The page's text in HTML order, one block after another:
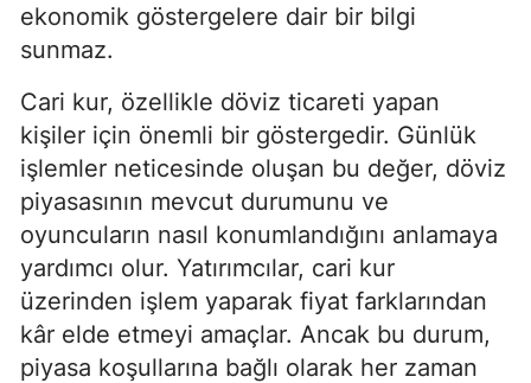
ekonomik göstergelere dair bir bilgi
sunmaz.
Cari kur, özellikle döviz ticareti yapan
kişiler için önemli bir göstergedir. Günlük
işlemler neticesinde oluşan bu değer, döviz
piyasasının mevcut durumunu ve
oyuncuların nasıl konumlandığını anlamaya
yardımcı olur. Yatırımcılar, cari kur
üzerinden işlem yaparak fiyat farklarından
kâr elde etmeyi amaçlar. Ancak bu durum,
piyasa koşullarına bağlı olarak her zaman